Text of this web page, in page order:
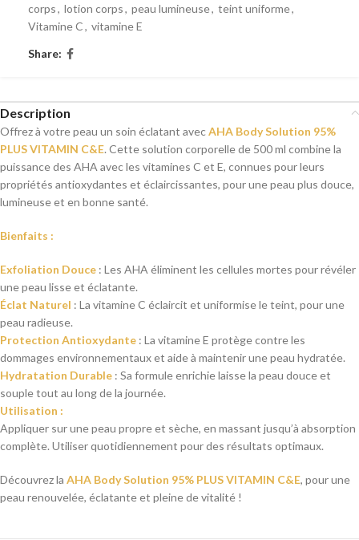
corps, lotion corps, peau lumineuse, teint uniforme,
Vitamine C, vitamine E
Share:
Description
Offrez à votre peau un soin éclatant avecAHA Body Solution 95%
PLUS VITAMIN C&E. Cette solution corporelle de 500 ml combine la
puissance des AHA avec les vitamines C et E, connues pour leurs
propriétés antioxydantes et éclaircissantes, pour une peau plus douce,
lumineuse et en bonne santé.
Bienfaits :
Exfoliation Douce : Les AHA éliminent les cellules mortes pour révéler
une peau lisse et éclatante.
Éclat Naturel : La vitamine C éclaircit et uniformise le teint, pour une
peau radieuse.
Protection Antioxydante : La vitamine E protège contre les
dommages environnementaux et aide à maintenir une peau hydratée.
Hydratation Durable : Sa formule enrichie laisse la peau douce et
souple tout au long de la journée.
Utilisation :
Appliquer sur une peau propre et sèche, en massant jusqu’à absorption
complète. Utiliser quotidiennement pour des résultats optimaux.
Découvrez la AHA Body Solution 95% PLUS VITAMIN C&E, pour une
peau renouvelée, éclatante et pleine de vitalité !